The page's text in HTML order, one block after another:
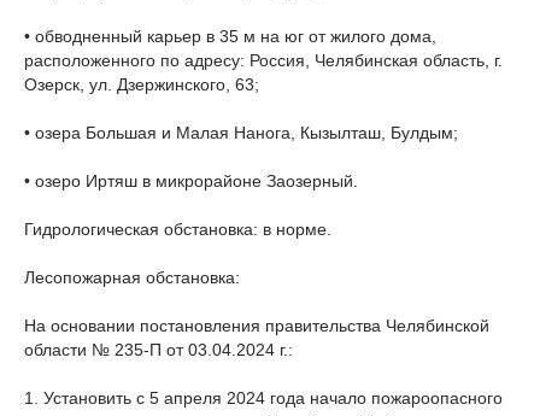
• обводненный карьер в 35 м на юг от жилого дома,
расположенного по адресу: Россия, Челябинская область, г.
Озерск, ул. Дзержинского, 63;
• озера Большая и Малая Нанога, Кызылташ, Булдым;
• озеро Иртяш в микрорайоне Заозерный.
Гидрологическая обстановка: в норме.
Лесопожарная обстановка:
На основании постановления правительства Челябинской
области № 235-П от 03.04.2024 г.:
1. Установить с 5 апреля 2024 года начало пожароопасного